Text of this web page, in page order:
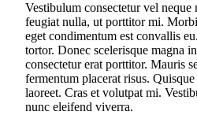
Vestibulum consectetur vel
feugiat nulla, ut porttitor mi.
eget condimentum est convallis
tortor. Donec scelerisque magna
consectetur erat porttitor. Mauris
fermentum placerat risus.
laoreet. Cras et volutpat mi.
nunc eleifend viverra.